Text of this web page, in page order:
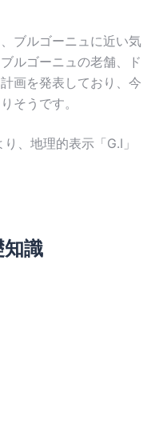
ブルゴーニュに近い気
ルゴーニュの老舗、ド
画を発表しており、今
そうです。
、地理的表示「G.I」
識